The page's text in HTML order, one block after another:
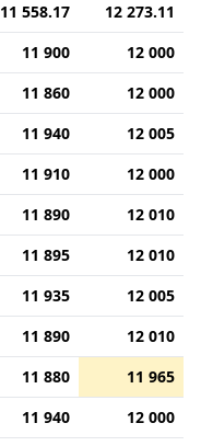
11 558.17
12 273.11
11 900
12 000
11 860
12 000
11 940
12 005
11 910
12 000
11 890
12 010
11 895
12 010
11 935
12 005
11 890
12 010
11 880
11 965
11 940
12 000